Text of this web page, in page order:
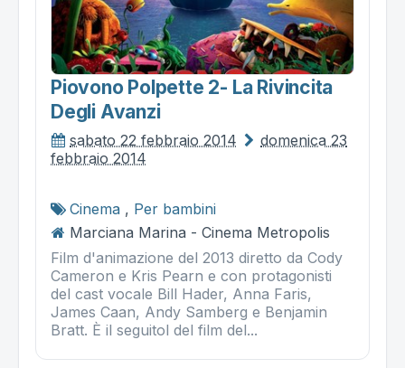
Piovono Polpette 2- La Rivincita
Degli Avanzi
sabato 22 febbraio 2014
domenica 23
febbraio 2014
Cinema , Per bambini
Marciana Marina - Cinema Metropolis
Film d'animazione del 2013 diretto da Cody
Cameron e Kris Pearn e con protagonisti
del cast vocale Bill Hader, Anna Faris,
James Caan, Andy Samberg e Benjamin
Bratt. È il seguitol del film del...